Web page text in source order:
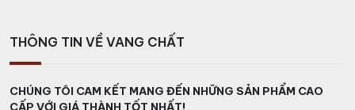
THÔNG TIN VỀ VANG CHẤT
CHÚNG TÔI CAM KẾT MANG ĐẾN NHỮNG SẢN PHẨM CAO
CẤP VỚI GIÁ THÀNH TỐT NHẤT!